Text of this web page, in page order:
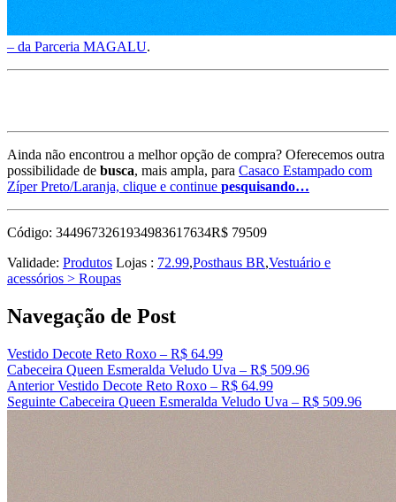
– da Parceria MAGALU.
Ainda não encontrou a melhor opção de compra? Oferecemos outra
possibilidade de busca, mais ampla, para Casaco Estampado com
Zíper Preto/Laranja, clique e continue pesquisando…
Código: 3449673261934983617634R$ 79509
Validade: Produtos Lojas : 72.99,Posthaus BR,Vestuário e
acessórios > Roupas
Navegação de Post
Vestido Decote Reto Roxo – R$ 64.99
Cabeceira Queen Esmeralda Veludo Uva – R$ 509.96
Anterior Vestido Decote Reto Roxo – R$ 64.99
Seguinte Cabeceira Queen Esmeralda Veludo Uva – R$ 509.96